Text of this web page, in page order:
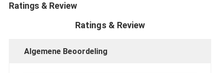
Ratings & Review
Ratings & Review
Algemene Beoordeling